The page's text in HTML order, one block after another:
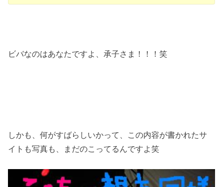
ビバなのはあなたですよ、承子さま！！！笑
しかも、何がすばらしいかって、この内容が書かれたサ
イトも写真も、まだのこってるんですよ笑